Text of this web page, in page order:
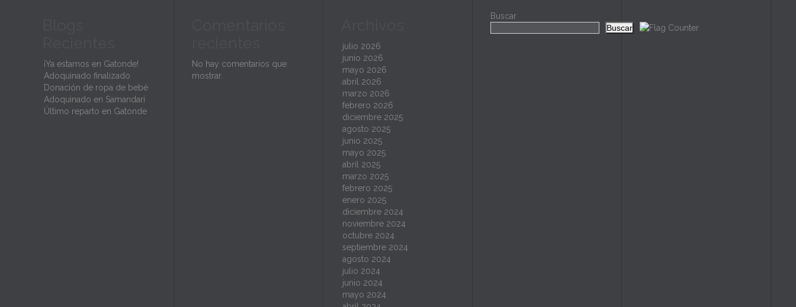
¡Ya estamos en Gatonde!
Adoquinado finalizado
Donación de ropa de bebé
Adoquinado en Samandari
Último reparto en Gatonde
No hay comentarios que
mostrar.
julio 2026
junio 2026
mayo 2026
abril 2026
marzo 2026
febrero 2026
diciembre 2025
agosto 2025
junio 2025
mayo 2025
abril 2025
marzo 2025
febrero 2025
enero 2025
diciembre 2024
noviembre 2024
octubre 2024
septiembre 2024
agosto 2024
julio 2024
junio 2024
mayo 2024
Buscar
Buscar